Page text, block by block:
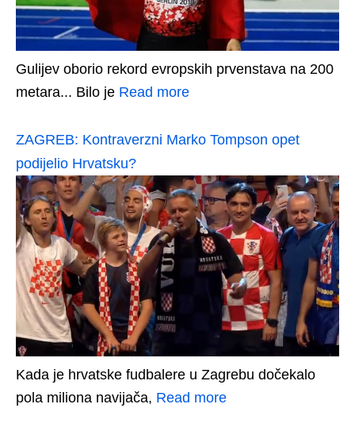
Gulijev oborio rekord evropskih prvenstava na 200
metara... Bilo je Read more
ZAGREB: Kontraverzni Marko Tompson opet
podijelio Hrvatsku?
Kada je hrvatske fudbalere u Zagrebu dočekalo
pola miliona navijača, Read more